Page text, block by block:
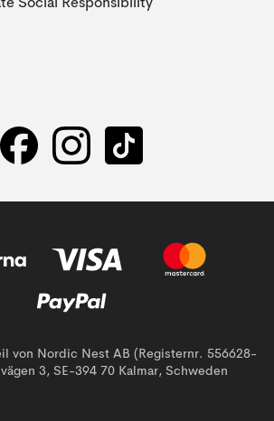
Social Responsibility
von Nordic Nest AB (Registernr. 556628-
3, SE-394 70 Kalmar, Schweden